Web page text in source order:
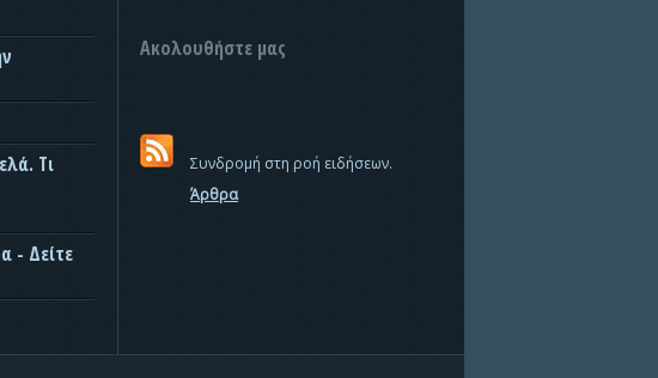
Τι
- Δείτε
Ακολουθήστε μας
Συνδρομή στη ροή ειδήσεων.
Άρθρα